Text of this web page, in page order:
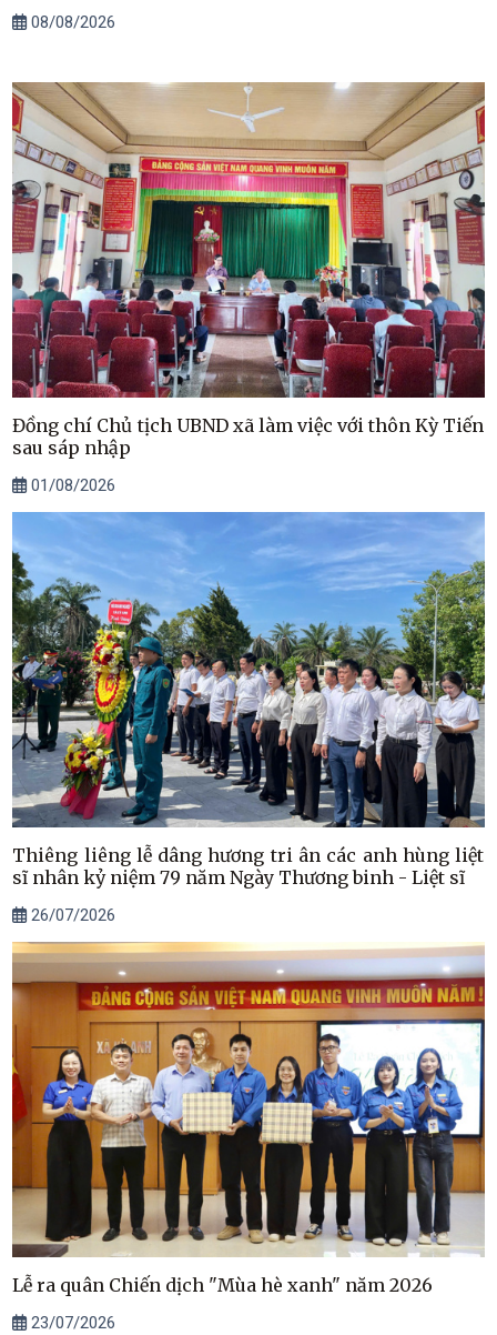
08/08/2026
Đồng chí Chủ tịch UBND xã làm việc với thôn Kỳ Tiến
sau sáp nhập
01/08/2026
Thiêng liêng lễ dâng hương tri ân các anh hùng liệt
sĩ nhân kỷ niệm 79 năm Ngày Thương binh - Liệt sĩ
26/07/2026
Lễ ra quân Chiến dịch "Mùa hè xanh" năm 2026
23/07/2026